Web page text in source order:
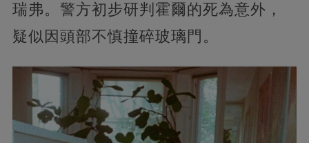
瑞弗。警方初步研判霍爾的死為意外，
疑似因頭部不慎撞碎玻璃門。